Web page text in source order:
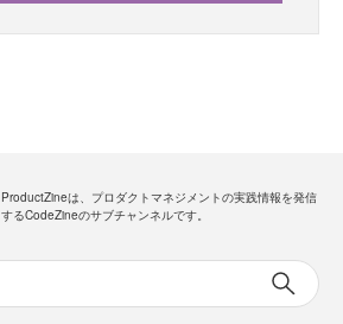
ProductZineは、プロダクトマネジメントの実践情報を発信
するCodeZineのサブチャンネルです。